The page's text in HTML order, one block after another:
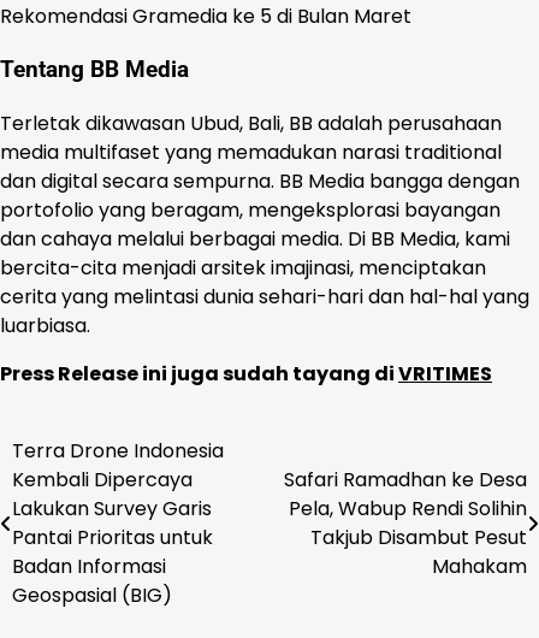
Rekomendasi Gramedia ke 5 di Bulan Maret
Tentang BB Media
Terletak dikawasan Ubud, Bali, BB adalah perusahaan
media multifaset yang memadukan narasi traditional
dan digital secara sempurna. BB Media bangga dengan
portofolio yang beragam, mengeksplorasi bayangan
dan cahaya melalui berbagai media. Di BB Media, kami
bercita-cita menjadi arsitek imajinasi, menciptakan
cerita yang melintasi dunia sehari-hari dan hal-hal yang
luarbiasa.
Press Release ini juga sudah tayang diVRITIMES
Navigasi
pos
Terra Drone Indonesia
Kembali Dipercaya
Lakukan Survey Garis
Pantai Prioritas untuk
Badan Informasi
Geospasial (BIG)
Safari Ramadhan ke Desa
Pela, Wabup Rendi Solihin
Takjub Disambut Pesut
Mahakam